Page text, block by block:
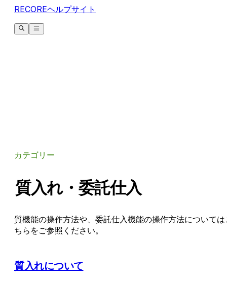
RECOREヘルプサイト
カテゴリー
質入れ・委託仕入
質機能の操作方法や、委託仕入機能の操作方法については
ちらをご参照ください。
質入れについて